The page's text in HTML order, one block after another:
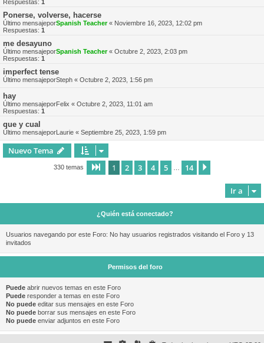
Respuestas: 1
Ponerse, volverse, hacerse
Último mensajeporSpanish Teacher« Noviembre 16, 2023, 12:02 pm
Respuestas: 1
me desayuno
Último mensajeporSpanish Teacher« Octubre 2, 2023, 2:03 pm
Respuestas: 1
imperfect tense
Último mensajeporSteph « Octubre 2, 2023, 1:56 pm
hay
Último mensajeporFelix « Octubre 2, 2023, 11:01 am
Respuestas: 1
que y cual
Último mensajeporLaurie « Septiembre 25, 2023, 1:59 pm
Nuevo Tema
330 temas Página de 14
1 2 3 4 5 14
Ir a
¿Quién está conectado?
Usuarios navegando por este Foro: No hay usuarios registrados visitando el Foro y 13
invitados
Permisos del foro
Puede abrir nuevos temas en este Foro
Puede responder a temas en este Foro
No puede editar sus mensajes en este Foro
No puede borrar sus mensajes en este Foro
No puede enviar adjuntos en este Foro